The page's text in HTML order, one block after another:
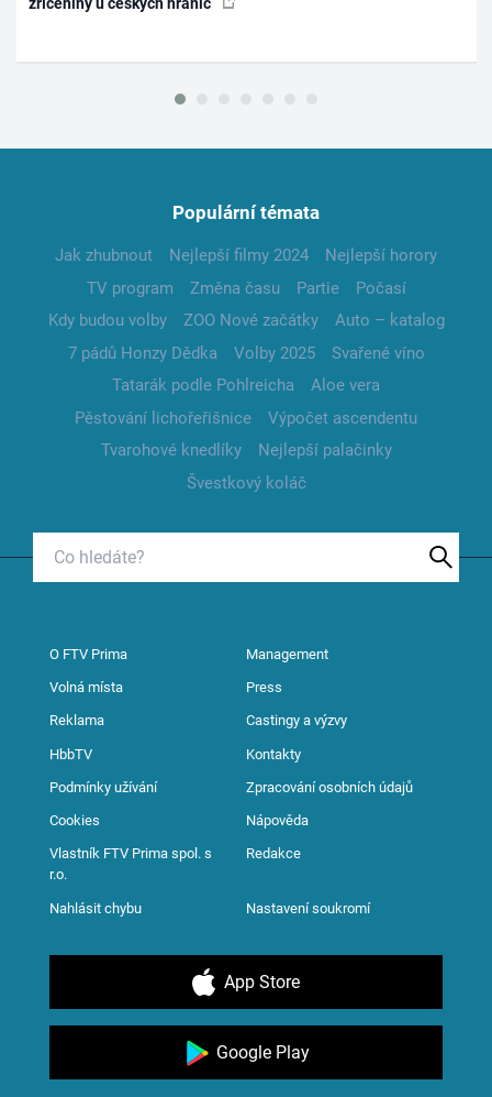
Populární témata
Jak zhubnout Nejlepší filmy 2024
Nejlepší horory
TV program
Změna času Partie
Počasí
Kdy budou volby
ZOO Nové začátky
Auto – katalog
7 pádů Honzy Dědka
Volby 2025
Svařené víno
Tatarák podle Pohlreicha
Aloe vera
Pěstování lichořeřišnice
Výpočet ascendentu
Tvarohové knedlíky
Nejlepší palačinky
Švestkový koláč
O FTV Prima Management
Volná místa Press
Reklama Castingy a výzvy
HbbTV Kontakty
Podmínky užívání Zpracování osobních údajů
Cookies Nápověda
Vlastník FTV Prima spol. s
r.o.
Redakce
Nahlásit chybu Nastavení soukromí
App Store
Google Play